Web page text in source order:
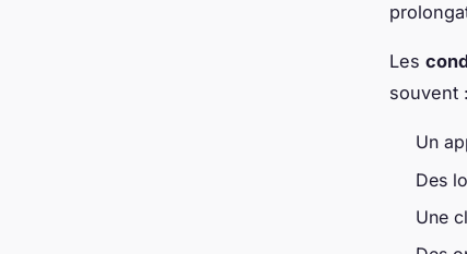
Les
souvent :
Un
Des
Une